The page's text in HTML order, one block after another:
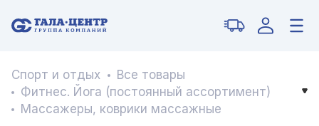
Спорт и отдых
Все товары
Фитнес. Йога (постоянный ассортимент)
Массажеры, коврики массажные